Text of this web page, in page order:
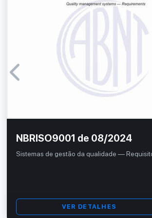
NBRISO9001 de 08/2024
Sistemas de gestão da qualidade —
VER DETALHES